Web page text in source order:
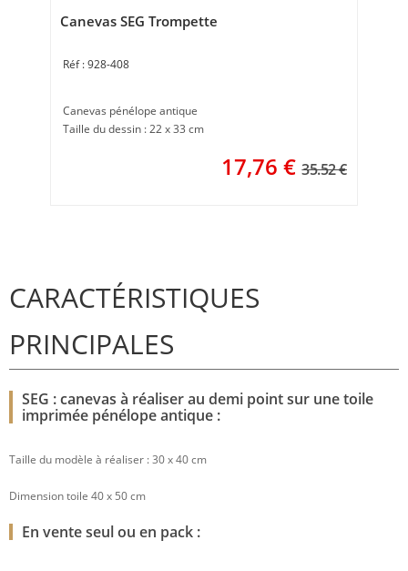
Canevas SEG Trompette
928-408
Canevas pénélope antique
Taille du dessin : 22 x 33 cm
17,76 € 35.52 €
CARACTÉRISTIQUES
PRINCIPALES
SEG : canevas à réaliser au demi point sur une toile
imprimée pénélope antique :
Taille du modèle à réaliser : 30 x 40 cm
Dimension toile 40 x 50 cm
En vente seul ou en pack :